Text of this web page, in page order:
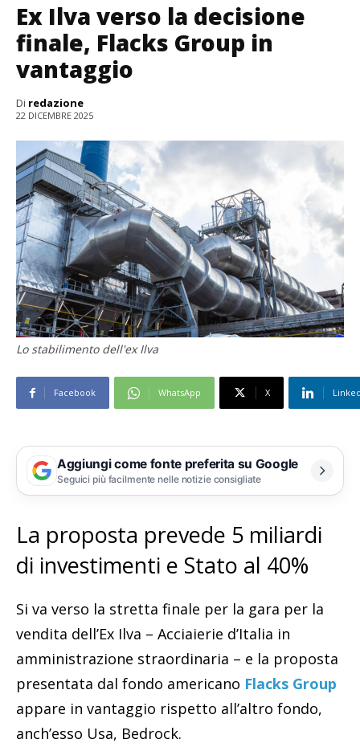
Ex Ilva verso la decisione
finale, Flacks Group in
vantaggio
Di redazione
22 DICEMBRE 2025
Lo stabilimento dell'ex Ilva
Facebook WhatsApp X
Aggiungi come fonte preferita su Google
Seguici più facilmente nelle notizie consigliate
La proposta prevede 5 miliardi
di investimenti e Stato al 40%
Si va verso la stretta finale per la gara per la
vendita dell’Ex Ilva – Acciaierie d’Italia in
amministrazione straordinaria – e la proposta
presentata dal fondo americano Flacks Group
appare in vantaggio rispetto all’altro fondo,
anch’esso Usa, Bedrock.